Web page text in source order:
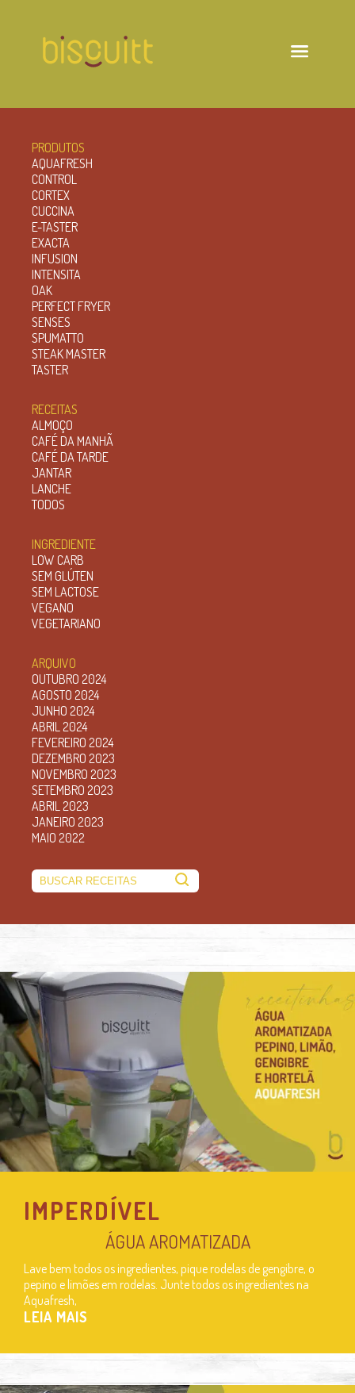
PRODUTOS
AQUAFRESH
CONTROL
CORTEX
CUCCINA
E-TASTER
EXACTA
INFUSION
INTENSITA
OAK
PERFECT FRYER
SENSES
SPUMATTO
STEAK MASTER
TASTER
RECEITAS
ALMOÇO
CAFÉ DA MANHÃ
CAFÉ DA TARDE
JANTAR
LANCHE
TODOS
INGREDIENTE
LOW CARB
SEM GLÚTEN
SEM LACTOSE
VEGANO
VEGETARIANO
ARQUIVO
OUTUBRO 2024
AGOSTO 2024
JUNHO 2024
ABRIL 2024
FEVEREIRO 2024
DEZEMBRO 2023
NOVEMBRO 2023
SETEMBRO 2023
ABRIL 2023
JANEIRO 2023
MAIO 2022
IMPERDÍVEL
ÁGUA AROMATIZADA
Lave bem todos os ingredientes, pique rodelas de gengibre, o
pepino e limões em rodelas. Junte todos os ingredientes na
Aquafresh,
LEIA MAIS